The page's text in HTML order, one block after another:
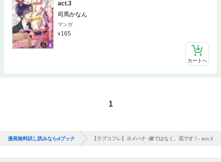
act.3
司馬かなん
マンガ
165
カートへ
1
漫画無料試し読みならdブック 【ラブコフレ】ヨメハナ -嫁ではなく、花です！- act.3